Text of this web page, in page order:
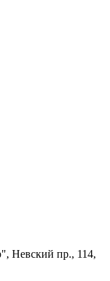
Невский пр., 114,